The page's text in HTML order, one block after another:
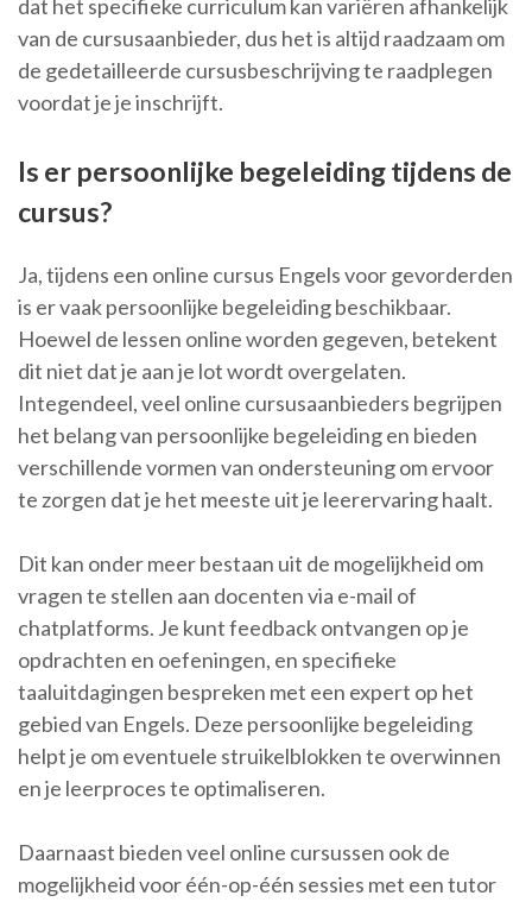
dat het specifieke curriculum kan variëren afhankelijk
van de cursusaanbieder, dus het is altijd raadzaam om
de gedetailleerde cursusbeschrijving te raadplegen
voordat je je inschrijft.
Is er persoonlijke begeleiding tijdens de
cursus?
Ja, tijdens een online cursus Engels voor gevorderden
is er vaak persoonlijke begeleiding beschikbaar.
Hoewel de lessen online worden gegeven, betekent
dit niet dat je aan je lot wordt overgelaten.
Integendeel, veel online cursusaanbieders begrijpen
het belang van persoonlijke begeleiding en bieden
verschillende vormen van ondersteuning om ervoor
te zorgen dat je het meeste uit je leerervaring haalt.
Dit kan onder meer bestaan uit de mogelijkheid om
vragen te stellen aan docenten via e-mail of
chatplatforms. Je kunt feedback ontvangen op je
opdrachten en oefeningen, en specifieke
taaluitdagingen bespreken met een expert op het
gebied van Engels. Deze persoonlijke begeleiding
helpt je om eventuele struikelblokken te overwinnen
en je leerproces te optimaliseren.
Daarnaast bieden veel online cursussen ook de
mogelijkheid voor één-op-één sessies met een tutor